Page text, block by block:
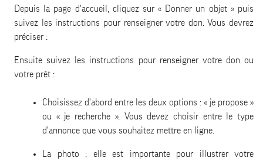
Depuis la page d'accueil, cliquez sur « Donner un objet » puis
suivez les instructions pour renseigner votre don. Vous devrez
préciser :
Ensuite suivez les instructions pour renseigner votre don ou
votre prêt :
Choisissez d'abord entre les deux options : « je propose »
ou « je recherche ». Vous devez choisir entre le type
d'annonce que vous souhaitez mettre en ligne.
La photo : elle est importante pour illustrer votre